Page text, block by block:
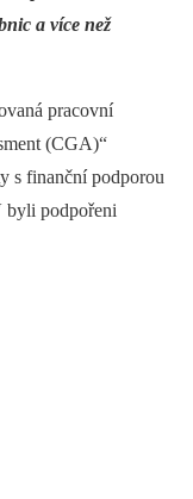
a více než
pracovní
(CGA)“
s finanční podporou
podpořeni